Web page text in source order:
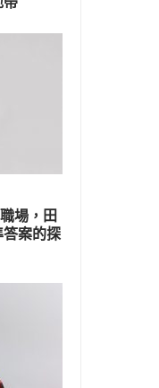
場，田
案的探